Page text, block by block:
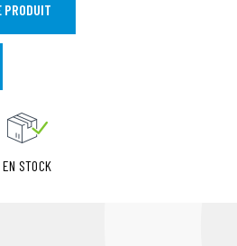
PRODUIT
EN STOCK